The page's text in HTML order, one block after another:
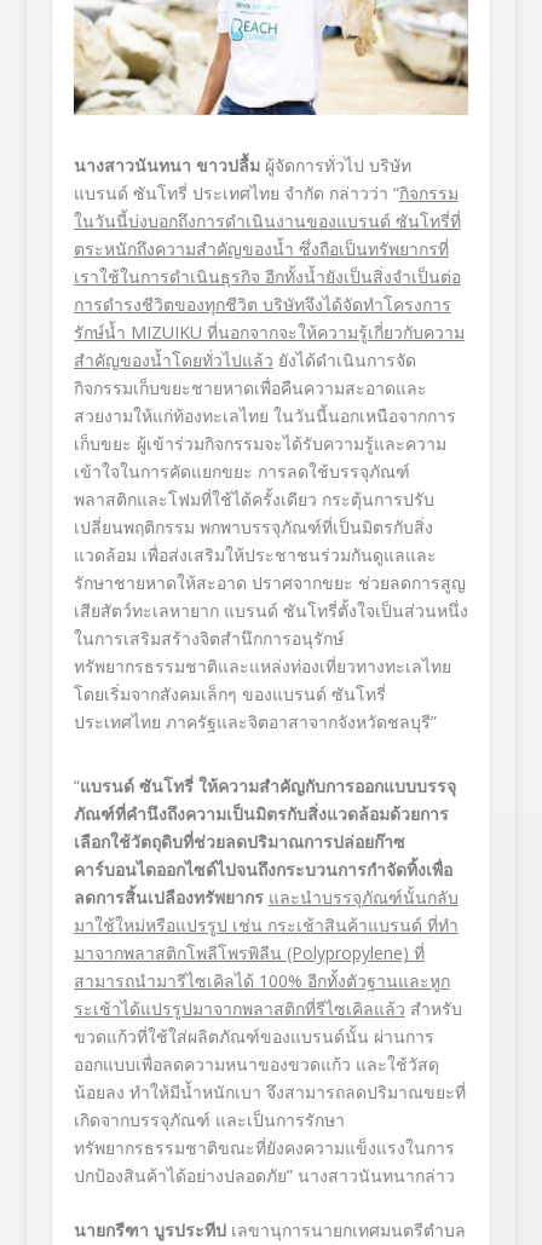
นางสาวนันทนา ขาวปลื้ม ผู้จัดการทั่วไป บริษัท
แบรนด์ ซันโทรี่ ประเทศไทย จำกัด กล่าวว่า “กิจกรรม
ในวันนี้บ่งบอกถึงการดำเนินงานของแบรนด์ ซันโทรี่ที่
ตระหนักถึงความสำคัญของน้ำ ซึ่งถือเป็นทรัพยากรที่
เราใช้ในการดำเนินธุรกิจ อีกทั้งน้ำยังเป็นสิ่งจำเป็นต่อ
การดำรงชีวิตของทุกชีวิต บริษัทจึงได้จัดทำโครงการ
รักษ์น้ำ MIZUIKU ที่นอกจากจะให้ความรู้เกี่ยวกับความ
สำคัญของน้ำโดยทั่วไปแล้ว ยังได้ดำเนินการจัด
กิจกรรมเก็บขยะชายหาดเพื่อคืนความสะอาดและ
สวยงามให้แก่ท้องทะเลไทย ในวันนี้นอกเหนือจากการ
เก็บขยะ ผู้เข้าร่วมกิจกรรมจะได้รับความรู้และความ
เข้าใจในการคัดแยกขยะ การลดใช้บรรจุภัณฑ์
พลาสติกและโฟมที่ใช้ได้ครั้งเดียว กระตุ้นการปรับ
เปลี่ยนพฤติกรรม พกพาบรรจุภัณฑ์ที่เป็นมิตรกับสิ่ง
แวดล้อม เพื่อส่งเสริมให้ประชาชนร่วมกันดูแลและ
รักษาชายหาดให้สะอาด ปราศจากขยะ ช่วยลดการสูญ
เสียสัตว์ทะเลหายาก แบรนด์ ซันโทรี่ตั้งใจเป็นส่วนหนึ่ง
ในการเสริมสร้างจิตสำนึกการอนุรักษ์
ทรัพยากรธรรมชาติและแหล่งท่องเที่ยวทางทะเลไทย
โดยเริ่มจากสังคมเล็กๆ ของแบรนด์ ซันโทรี่
ประเทศไทย ภาครัฐและจิตอาสาจากจังหวัดชลบุรี”
“แบรนด์ ซันโทรี่ ให้ความสำคัญกับการออกแบบบรรจุ
ภัณฑ์ที่คำนึงถึงความเป็นมิตรกับสิ่งแวดล้อมด้วยการ
เลือกใช้วัตถุดิบที่ช่วยลดปริมาณการปล่อยก๊าซ
คาร์บอนไดออกไซด์ไปจนถึงกระบวนการกำจัดทิ้งเพื่อ
ลดการสิ้นเปลืองทรัพยากร และนำบรรจุภัณฑ์นั้นกลับ
มาใช้ใหม่หรือแปรรูป เช่น กระเช้าสินค้าแบรนด์ ที่ทำ
มาจากพลาสติกโพลีโพรพิลีน (Polypropylene) ที่
สามารถนำมารีไซเคิลได้ 100% อีกทั้งตัวฐานและหูก
ระเช้าได้แปรรูปมาจากพลาสติกที่รีไซเคิลแล้ว สำหรับ
ขวดแก้วที่ใช้ใส่ผลิตภัณฑ์ของแบรนด์นั้น ผ่านการ
ออกแบบเพื่อลดความหนาของขวดแก้ว และใช้วัสดุ
น้อยลง ทำให้มีน้ำหนักเบา จึงสามารถลดปริมาณขยะที่
เกิดจากบรรจุภัณฑ์ และเป็นการรักษา
ทรัพยากรธรรมชาติขณะที่ยังคงความแข็งแรงในการ
ปกป้องสินค้าได้อย่างปลอดภัย” นางสาวนันทนากล่าว
นายกรีฑา บูรประทีปเลขานุการนายกเทศมนตรีตำบล